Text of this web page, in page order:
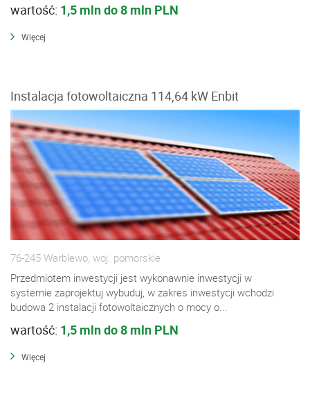
wartość: 1,5 mln do 8 mln PLN
Więcej
Instalacja fotowoltaiczna 114,64 kW Enbit
76-245 Warblewo, woj. pomorskie
Przedmiotem inwestycji jest wykonawnie inwestycji w
systemie zaprojektuj wybuduj, w zakres inwestycji wchodzi
budowa 2 instalacji fotowoltaicznych o mocy o...
wartość: 1,5 mln do 8 mln PLN
Więcej